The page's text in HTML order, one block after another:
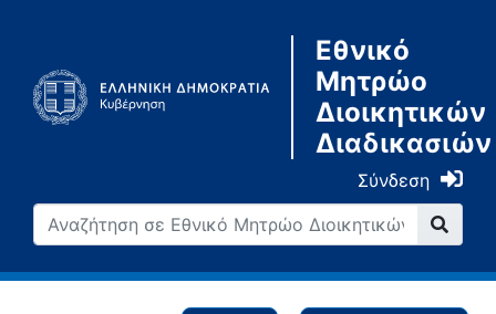
Εθνικό
Μητρώο
Διοικητικών
Διαδικασιών
Σύνδεση